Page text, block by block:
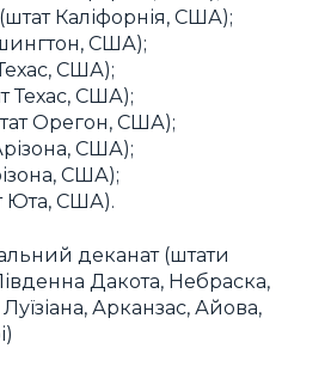
Каліфорнія, США);
США);
США);
Техас, США);
Орегон, США);
США);
США);
Юта, США).
деканат (штати
Дакота, Небраска,
Арканзас, Айова,